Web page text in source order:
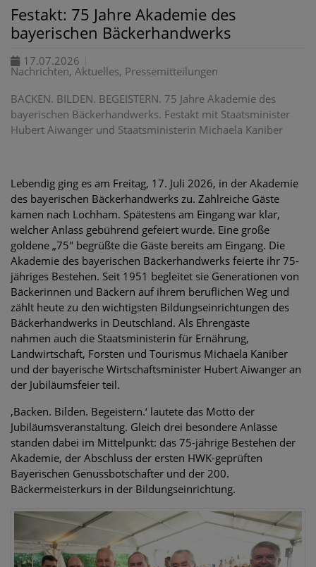
Festakt: 75 Jahre Akademie des
bayerischen Bäckerhandwerks
17.07.2026
Nachrichten, Aktuelles, Pressemitteilungen
BACKEN. BILDEN. BEGEISTERN. 75 Jahre Akademie des
bayerischen Bäckerhandwerks. Festakt mit Staatsminister
Hubert Aiwanger und Staatsministerin Michaela Kaniber
Lebendig ging es am Freitag, 17. Juli 2026, in der Akademie
des bayerischen Bäckerhandwerks zu. Zahlreiche Gäste
kamen nach Lochham. Spätestens am Eingang war klar,
welcher Anlass gebührend gefeiert wurde. Eine große
goldene „75" begrüßte die Gäste bereits am Eingang. Die
Akademie des bayerischen Bäckerhandwerks feierte ihr 75-
jähriges Bestehen. Seit 1951 begleitet sie Generationen von
Bäckerinnen und Bäckern auf ihrem beruflichen Weg und
zählt heute zu den wichtigsten Bildungseinrichtungen des
Bäckerhandwerks in Deutschland. Als Ehrengäste
nahmen auch die Staatsministerin für Ernährung,
Landwirtschaft, Forsten und Tourismus Michaela Kaniber
und der bayerische Wirtschaftsminister Hubert Aiwanger an
der Jubiläumsfeier teil.
‚Backen. Bilden. Begeistern.‘ lautete das Motto der
Jubiläumsveranstaltung. Gleich drei besondere Anlässe
standen dabei im Mittelpunkt: das 75-jährige Bestehen der
Akademie, der Abschluss der ersten HWK-geprüften
Bayerischen Genussbotschafter und der 200.
Bäckermeisterkurs in der Bildungseinrichtung.